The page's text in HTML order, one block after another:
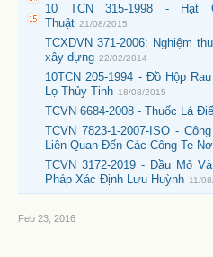
10 TCN 315-1998 -
Thuật 21/08/2015
TCXDVN 371-2006: Nghiệm
xây dựng 22/02/2014
10TCN 205-1994 - Đồ Hộp
Lọ Thủy Tinh 18/08/2015
TCVN 6684-2008 - Thuốc Lá
TCVN 7823-1-2007-ISO -
Liên Quan Đến Các Công Te
TCVN 3172-2019 - Dầu Mỏ
Pháp Xác Định Lưu Huỳnh 11/
Feb 23, 2016